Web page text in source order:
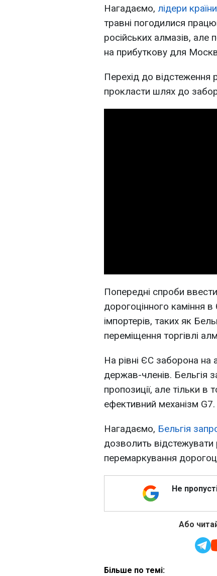
Нагадаємо, лідери
травні погодилися
російських алмазів,
на прибуткову для
Перехід до відстеження
прокласти шлях до
Попередні спроби
дорогоцінного каміння в
імпортерів, таких як
переміщення торгівлі
На рівні ЄС заборона на
держав-членів. Бельгія
пропозиції, але тільки
ефективний механізм G7.
Нагадаємо, Бельгія
дозволить відстежувати
перемаркування
Не
Або
Більше по темі: